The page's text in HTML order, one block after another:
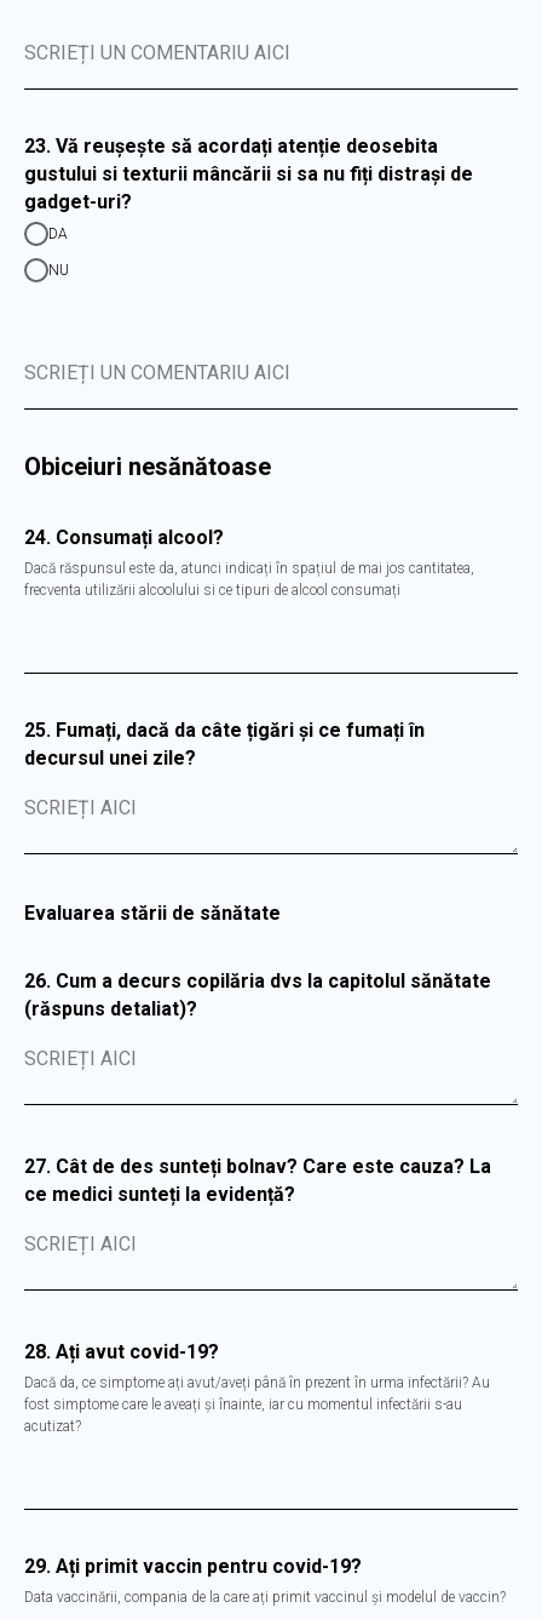
SCRIEȚI UN COMENTARIU AICI
23. Vă reușește să acordați atenție deosebita
gustului si texturii mâncării si sa nu fiți distrași de
gadget-uri?
DA
NU
SCRIEȚI UN COMENTARIU AICI
Obiceiuri nesănătoase
24. Consumați alcool?
Dacă răspunsul este da, atunci indicați în spațiul de mai jos cantitatea,
frecventa utilizării alcoolului si ce tipuri de alcool consumați
25. Fumați, dacă da câte țigări și ce fumați în
decursul unei zile?
SCRIEȚI AICI
Evaluarea stării de sănătate
26. Cum a decurs copilăria dvs la capitolul sănătate
(răspuns detaliat)?
SCRIEȚI AICI
27. Cât de des sunteți bolnav? Care este cauza? La
ce medici sunteți la evidență?
SCRIEȚI AICI
28. Ați avut covid-19?
Dacă da, ce simptome ați avut/aveți până în prezent în urma infectării? Au
fost simptome care le aveați și înainte, iar cu momentul infectării s-au
acutizat?
29. Ați primit vaccin pentru covid-19?
Data vaccinării, compania de la care ați primit vaccinul și modelul de vaccin?